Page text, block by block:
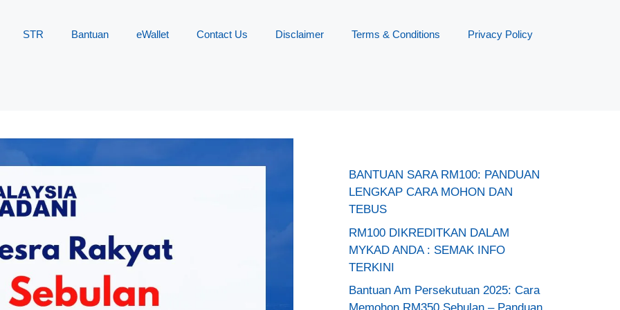
STR Bantuan eWallet Contact Us Disclaimer Terms & Conditions Privacy Policy
BANTUAN SARA RM100: PANDUAN
LENGKAP CARA MOHON DAN
TEBUS
RM100 DIKREDITKAN DALAM
MYKAD ANDA : SEMAK INFO
TERKINI
Bantuan Am Persekutuan 2025: Cara